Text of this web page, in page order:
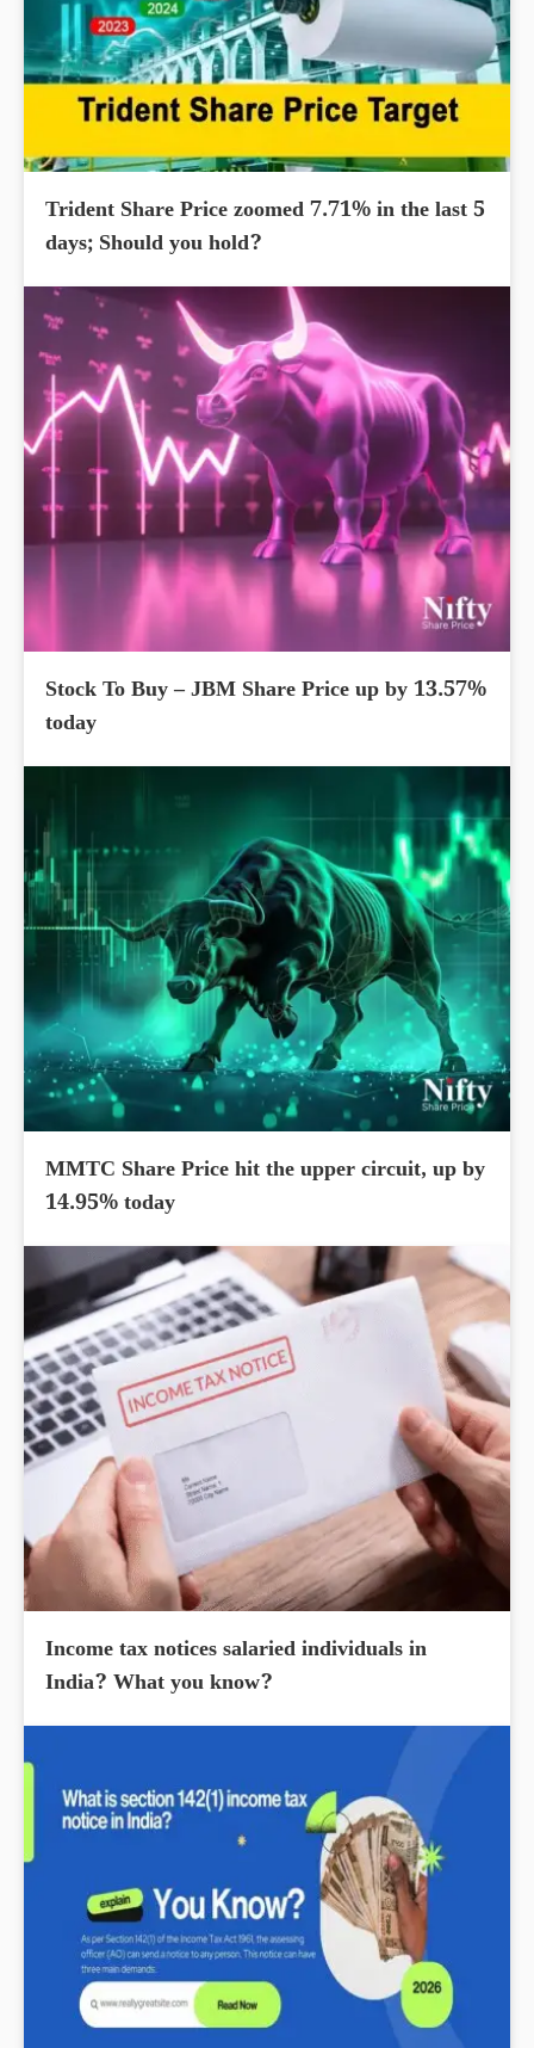
Trident Share Price zoomed 7.71% in the last 5
days; Should you hold?
Stock To Buy – JBM Share Price up by 13.57%
today
MMTC Share Price hit the upper circuit, up by
14.95% today
Income tax notices salaried individuals in
India? What you know?